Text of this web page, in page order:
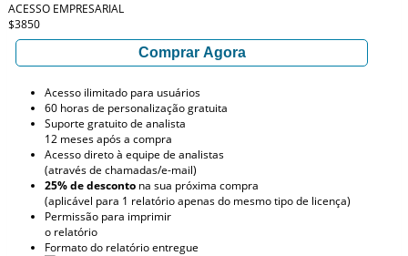
ACESSO EMPRESARIAL
$3850
Comprar Agora
Acesso ilimitado para usuários
60 horas de personalização gratuita
Suporte gratuito de analista
12 meses após a compra
Acesso direto à equipe de analistas
(através de chamadas/e-mail)
25% de desconto na sua próxima compra
(aplicável para 1 relatório apenas do mesmo tipo de licença)
Permissão para imprimir
o relatório
Formato do relatório entregue